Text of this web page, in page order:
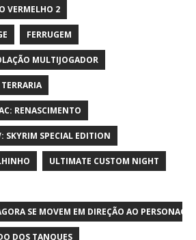
VERMELHO 2
FERRUGEM
MULTIJOGADOR
TERRARIA
RENASCIMENTO
SKYRIM SPECIAL EDITION
ULTIMATE CUSTOM NIGHT
SE MOVEM EM DIREÇÃO AO
DOS TANQUES